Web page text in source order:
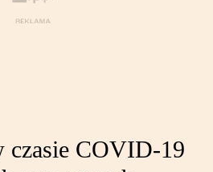
czasie COVID-19